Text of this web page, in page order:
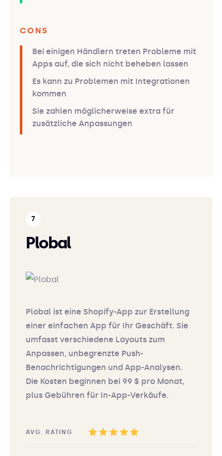
CONS
Bei einigen Händlern treten Probleme mit
Apps auf, die sich nicht beheben lassen
Es kann zu Problemen mit Integrationen
kommen
Sie zahlen möglicherweise extra für
zusätzliche Anpassungen
Plobal
Plobal ist eine Shopify-App zur Erstellung
einer einfachen App für Ihr Geschäft. Sie
umfasst verschiedene Layouts zum
Anpassen, unbegrenzte Push-
Benachrichtigungen und App-Analysen.
Die Kosten beginnen bei 99 $ pro Monat,
plus Gebühren für In-App-Verkäufe.
AVG. RATING